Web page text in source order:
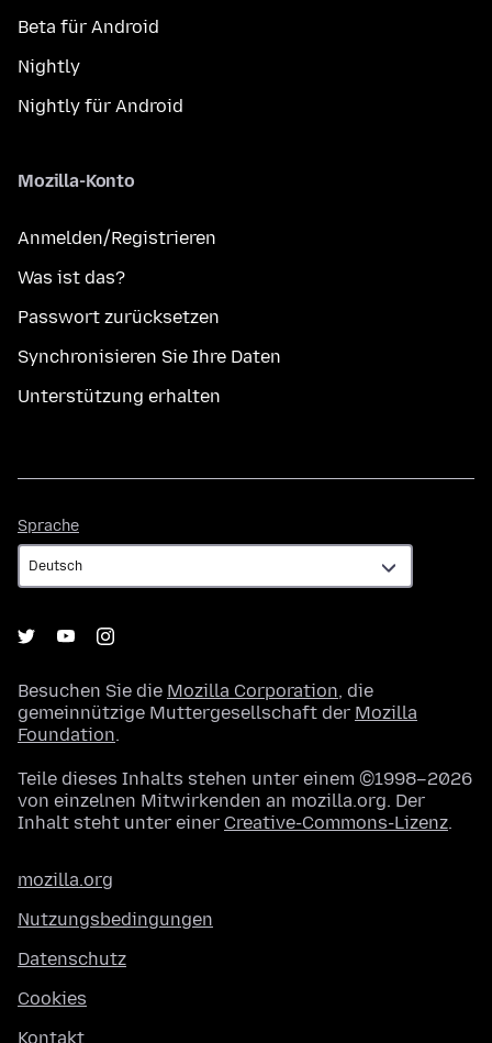
Beta für Android
Nightly
Nightly für Android
Mozilla-Konto
Anmelden/Registrieren
Was ist das?
Passwort zurücksetzen
Synchronisieren Sie Ihre Daten
Unterstützung erhalten
Sprache
Besuchen Sie die Mozilla Corporation, die
gemeinnützige Muttergesellschaft der Mozilla
Foundation.
Teile dieses Inhalts stehen unter einem ©1998–2026
von einzelnen Mitwirkenden an mozilla.org. Der
Inhalt steht unter einer Creative-Commons-Lizenz.
mozilla.org
Nutzungsbedingungen
Datenschutz
Cookies
Kontakt